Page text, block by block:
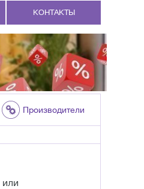
КОНТАКТЫ
Производители
или